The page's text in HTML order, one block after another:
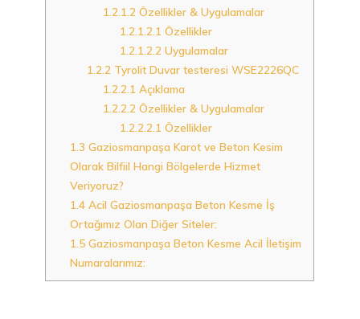
1.2.1.2 Özellikler & Uygulamalar
1.2.1.2.1 Özellikler
1.2.1.2.2 Uygulamalar
1.2.2 Tyrolit Duvar testeresi WSE2226QC
1.2.2.1 Açıklama
1.2.2.2 Özellikler & Uygulamalar
1.2.2.2.1 Özellikler
1.3 Gaziosmanpaşa Karot ve Beton Kesim
Olarak Bilfiil Hangi Bölgelerde Hizmet
Veriyoruz?
1.4 Acil Gaziosmanpaşa Beton Kesme İş
Ortağımız Olan Diğer Siteler:
1.5 Gaziosmanpaşa Beton Kesme Acil İletişim
Numaralarımız: